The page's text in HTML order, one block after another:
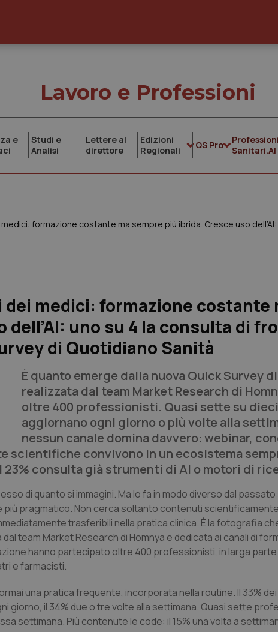
Lavoro e Professioni
e
Studi e
Analisi
Lettere al
direttore
Edizioni
Regionali
QS Pro
Sanitari.AI
medici: formazione costante
uno su 4 la consulta di
di Quotidiano Sanità
È quanto emerge dalla nuova Quick Survey
realizzata dal team Market Research di
oltre 400 professionisti. Quasi sette su
aggiornano ogni giorno o più volte alla
nessun canale domina davvero: webinar,
scientifiche convivono in un ecosistema
consulta già strumenti di AI o motori di
di quanto si immagini. Ma lo fa in modo diverso dal
più pragmatico. Non cerca soltanto contenuti
trasferibili nella pratica clinica. È la fotografia
dal team Market Research di Homnya e dedicata ai canali di
hanno partecipato oltre 400 professionisti, in larga parte
e farmacisti.
una pratica frequente, incorporata nella routine. Il 33%
giorno, il 34% due o tre volte alla settimana. Quasi sette
settimana. Più contenute le code: il 15% una volta a